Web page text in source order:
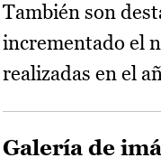
También son
incrementado el
realizadas en el
Galería de